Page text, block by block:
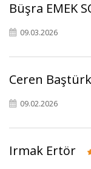
Büşra EMEK
09.03.2026
Ceren Baştürk
09.02.2026
Irmak Ertör
2071,30